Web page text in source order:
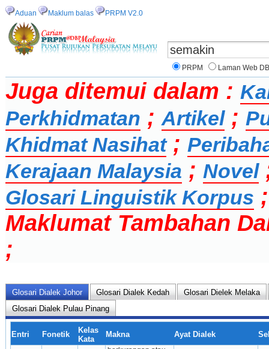
Aduan Maklum balas PRPM V2.0
PRPM Laman Web
Juga ditemui dalam :
Perkhidmatan ; Artikel;
Khidmat Nasihat;
Kerajaan Malaysia ; Novel
Glosari Linguistik Korpus
Maklumat Tambahan
;
Glosari Dialek Johor Glosari Dialek Kedah
Glosari Dielek Melaka
Glosari Dialek Pulau Pinang
Entri Fonetik
Kelas
Kata
Makna Ayat Dialek